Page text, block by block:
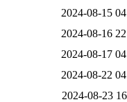
2024-08-15
2024-08-16
2024-08-17
2024-08-22
2024-08-23